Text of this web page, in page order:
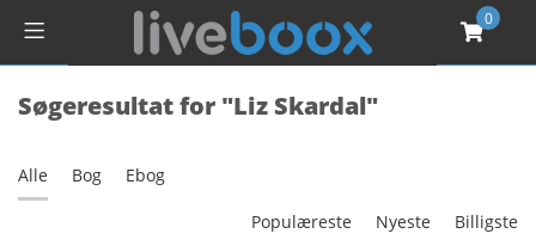
0
Søgeresultat for "Liz Skardal"
Alle Bog Ebog
Populæreste Nyeste Billigste